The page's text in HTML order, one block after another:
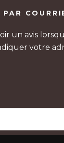
un avis
votre